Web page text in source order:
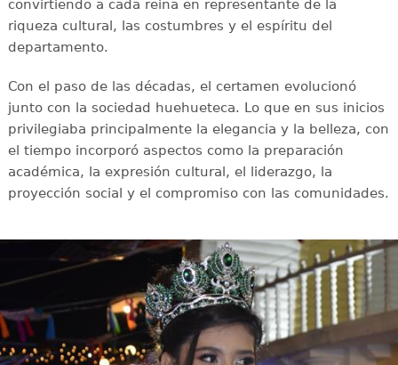
convirtiendo a cada reina en representante de la
riqueza cultural, las costumbres y el espíritu del
departamento.
Con el paso de las décadas, el certamen evolucionó
junto con la sociedad huehueteca. Lo que en sus inicios
privilegiaba principalmente la elegancia y la belleza, con
el tiempo incorporó aspectos como la preparación
académica, la expresión cultural, el liderazgo, la
proyección social y el compromiso con las comunidades.